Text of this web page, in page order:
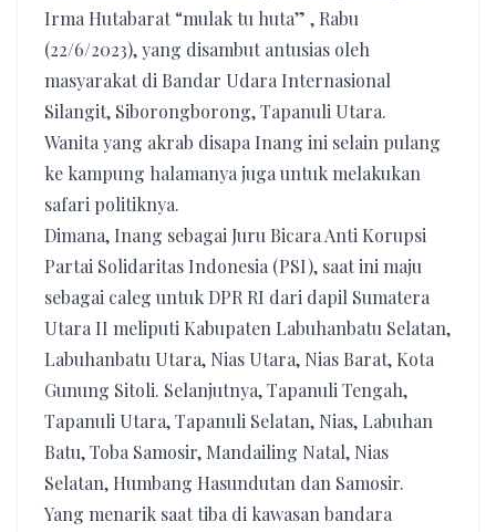
Irma Hutabarat “mulak tu huta” , Rabu
(22/6/2023), yang disambut antusias oleh
masyarakat di Bandar Udara Internasional
Silangit, Siborongborong, Tapanuli Utara.
Wanita yang akrab disapa Inang ini selain pulang
ke kampung halamanya juga untuk melakukan
safari politiknya.
Dimana, Inang sebagai Juru Bicara Anti Korupsi
Partai Solidaritas Indonesia (PSI), saat ini maju
sebagai caleg untuk DPR RI dari dapil Sumatera
Utara II meliputi Kabupaten Labuhanbatu Selatan,
Labuhanbatu Utara, Nias Utara, Nias Barat, Kota
Gunung Sitoli. Selanjutnya, Tapanuli Tengah,
Tapanuli Utara, Tapanuli Selatan, Nias, Labuhan
Batu, Toba Samosir, Mandailing Natal, Nias
Selatan, Humbang Hasundutan dan Samosir.
Yang menarik saat tiba di kawasan bandara